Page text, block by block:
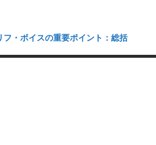
・ボイスの重要ポイント：総括